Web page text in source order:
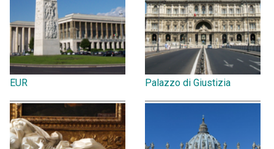
EUR Palazzo di Giustizia